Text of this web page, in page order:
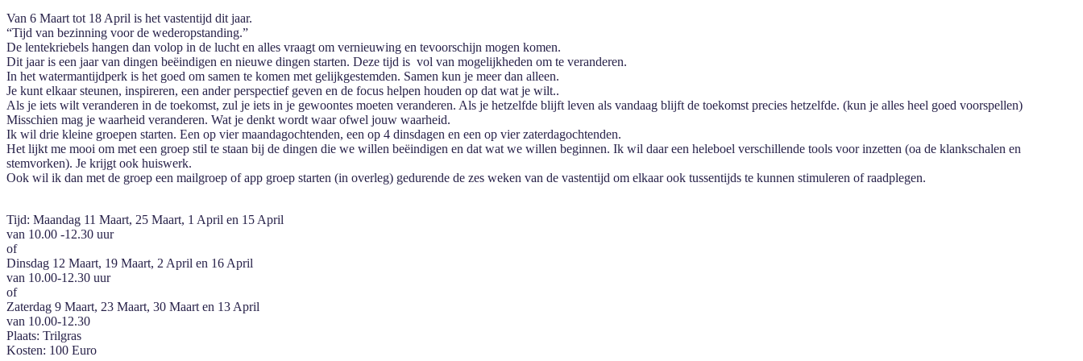
Van 6 Maart tot 18 April is het vastentijd dit jaar.
“Tijd van bezinning voor de wederopstanding.”
De lentekriebels hangen dan volop in de lucht en alles vraagt om vernieuwing en tevoorschijn mogen komen.
Dit jaar is een jaar van dingen beëindigen en nieuwe dingen starten. Deze tijd is vol van mogelijkheden om te veranderen.
In het watermantijdperk is het goed om samen te komen met gelijkgestemden. Samen kun je meer dan alleen.
Je kunt elkaar steunen, inspireren, een ander perspectief geven en de focus helpen houden op dat wat je wilt..
Als je iets wilt veranderen in de toekomst, zul je iets in je gewoontes moeten veranderen. Als je hetzelfde blijft leven als vandaag blijft de toekomst precies hetzelfde. (kun je alles heel goed voorspellen)
Misschien mag je waarheid veranderen. Wat je denkt wordt waar ofwel jouw waarheid.
Ik wil drie kleine groepen starten. Een op vier maandagochtenden, een op 4 dinsdagen en een op vier zaterdagochtenden.
Het lijkt me mooi om met een groep stil te staan bij de dingen die we willen beëindigen en dat wat we willen beginnen. Ik wil daar een heleboel verschillende tools voor inzetten (oa de klankschalen en
stemvorken). Je krijgt ook huiswerk.
Ook wil ik dan met de groep een mailgroep of app groep starten (in overleg) gedurende de zes weken van de vastentijd om elkaar ook tussentijds te kunnen stimuleren of raadplegen.
Tijd: Maandag 11 Maart, 25 Maart, 1 April en 15 April
van 10.00 -12.30 uur
of
Dinsdag 12 Maart, 19 Maart, 2 April en 16 April
van 10.00-12.30 uur
of
Zaterdag 9 Maart, 23 Maart, 30 Maart en 13 April
van 10.00-12.30
Plaats: Trilgras
Kosten: 100 Euro